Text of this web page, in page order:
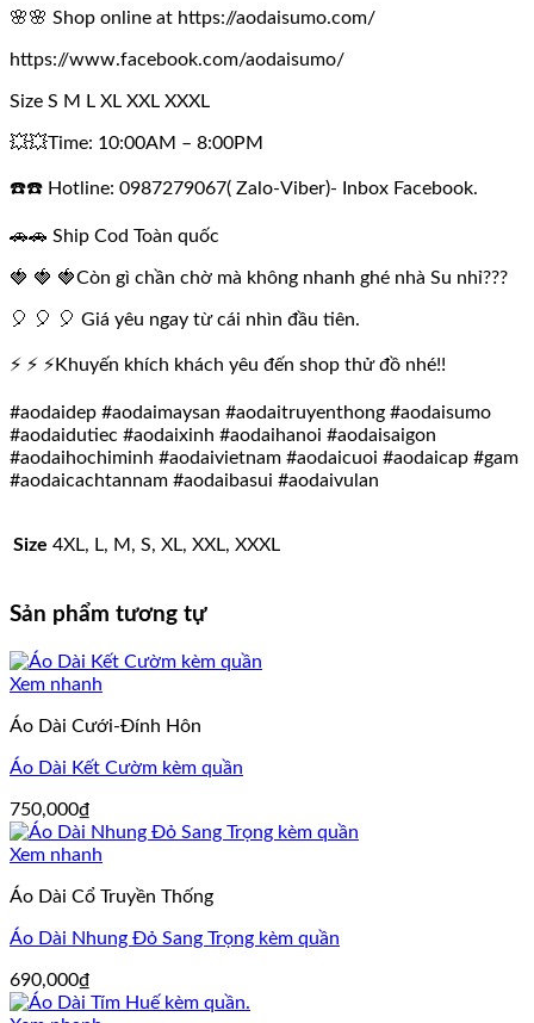
🌸🌸 Shop online at https://aodaisumo.com/
https://www.facebook.com/aodaisumo/
Size S M L XL XXL XXXL
💥💥Time: 10:00AM – 8:00PM
☎️☎️ Hotline: 0987279067( Zalo-Viber)- Inbox Facebook.
🚗🚗 Ship Cod Toàn quốc
🍓 🍓 🍓Còn gì chần chờ mà không nhanh ghé nhà Su nhỉ???
🎈 🎈 🎈 Giá yêu ngay từ cái nhìn đầu tiên.
⚡ ⚡ ⚡Khuyến khích khách yêu đến shop thử đồ nhé!!
#aodaidep #aodaimaysan #aodaitruyenthong #aodaisumo
#aodaidutiec #aodaixinh #aodaihanoi #aodaisaigon
#aodaihochiminh #aodaivietnam #aodaicuoi #aodaicap #gam
#aodaicachtannam #aodaibasui #aodaivulan
Size 4XL, L, M, S, XL, XXL, XXXL
Sản phẩm tương tự
Xem nhanh
Áo Dài Cưới-Đính Hôn
Áo Dài Kết Cườm kèm quần
750,000₫
Xem nhanh
Áo Dài Cổ Truyền Thống
Áo Dài Nhung Đỏ Sang Trọng kèm quần
690,000₫